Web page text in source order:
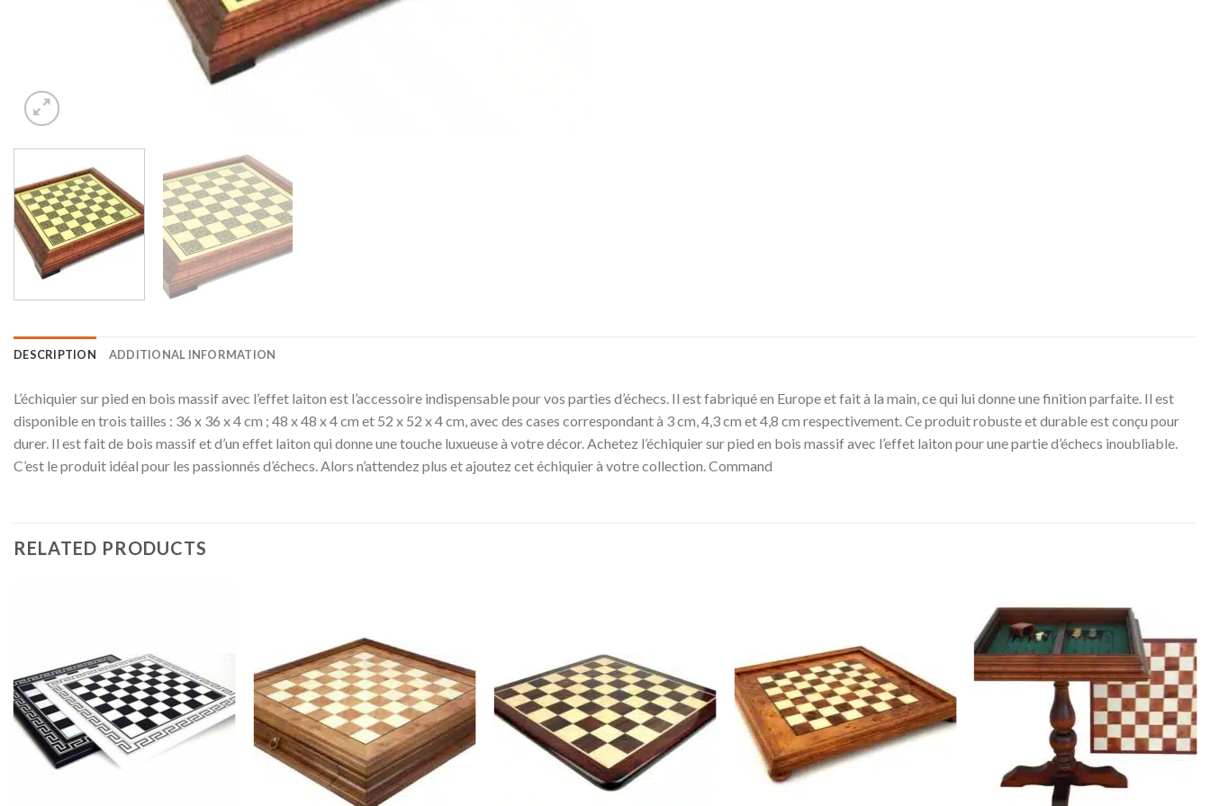
DESCRIPTION ADDITIONAL INFORMATION
L’échiquier sur pied en bois massif avec l’effet laiton est l’accessoire indispensable pour vos parties d’échecs. Il est fabriqué en Europe et fait à la main, ce qui lui donne une finition parfaite. Il est
disponible en trois tailles : 36 x 36 x 4 cm ; 48 x 48 x 4 cm et 52 x 52 x 4 cm, avec des cases correspondant à 3 cm, 4,3 cm et 4,8 cm respectivement. Ce produit robuste et durable est conçu pour
durer. Il est fait de bois massif et d’un effet laiton qui donne une touche luxueuse à votre décor. Achetez l’échiquier sur pied en bois massif avec l’effet laiton pour une partie d’échecs inoubliable.
C’est le produit idéal pour les passionnés d’échecs. Alors n’attendez plus et ajoutez cet échiquier à votre collection. Command
RELATED PRODUCTS